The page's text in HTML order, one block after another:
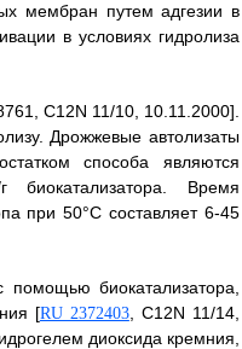
мембран путем адгезии в
в условиях гидролиза
C12N 11/10, 10.11.2000].
Дрожжевые автолизаты
способа являются
биокатализатора. Время
при 50°C составляет 6-45
биокатализатора,
[RU 2372403, C12N 11/14,
диоксида кремния,